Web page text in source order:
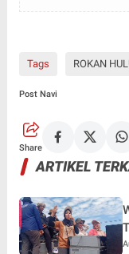
Tags ROKAN
Post Navi
Share
ARTIKEL